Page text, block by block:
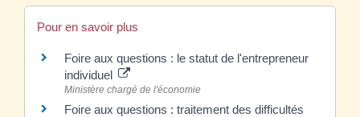
Pour en savoir plus
Foire aux questions : le statut de l'entrepreneur
individuel
Ministère chargé de l'économie
Foire aux questions : traitement des difficultés